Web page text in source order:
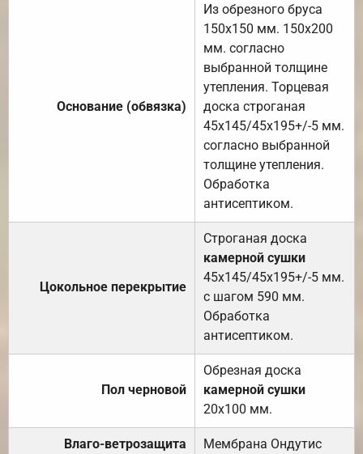
Основание (обвязка)
Из обрезного бруса
150х150 мм. 150х200
мм. согласно
выбранной толщине
утепления. Торцевая
доска строганая
45х145/45х195+/-5 мм.
согласно выбранной
толщине утепления.
Обработка
антисептиком.
Цокольное перекрытие
Строганая доска
камерной сушки
45х145/45х195+/-5 мм.
с шагом 590 мм.
Обработка
антисептиком.
Пол черновой
Обрезная доска
камерной сушки
20х100 мм.
Влаго-ветрозащита
Мембрана Ондутис